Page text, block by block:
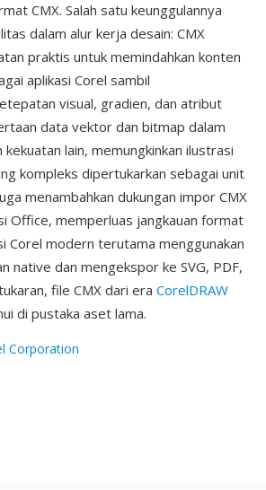
CMX. Salah satu keunggulannya
dalam alur kerja desain: CMX
praktis untuk memindahkan konten
aplikasi Corel sambil
visual, gradien, dan atribut
data vektor dan bitmap dalam
lain, memungkinkan ilustrasi
kompleks dipertukarkan sebagai unit
menambahkan dukungan impor CMX
Office, memperluas jangkauan format
Corel modern terutama menggunakan
native dan mengekspor ke SVG, PDF,
file CMX dari era CorelDRAW
di pustaka aset lama.
Corporation